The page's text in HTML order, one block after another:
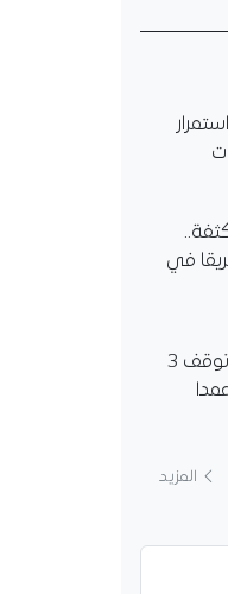
استمرار
المدنية تخمد 34 حريقا في
فيديو.. شرطة قسنطينة توقف 3
المزيد